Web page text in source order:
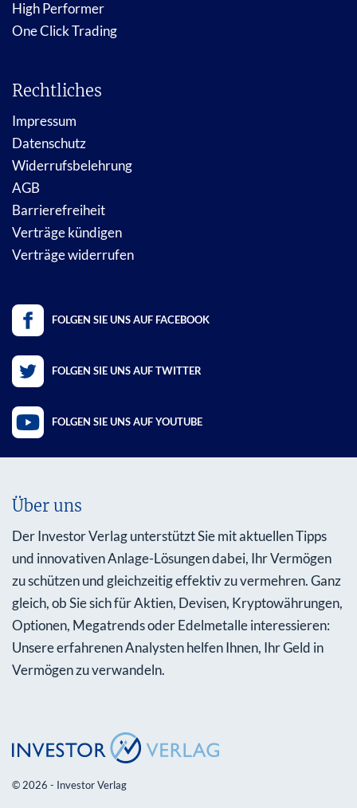
High Performer
One Click Trading
Rechtliches
Impressum
Datenschutz
Widerrufsbelehrung
AGB
Barrierefreiheit
Verträge kündigen
Verträge widerrufen
FOLGEN SIE UNS AUF FACEBOOK
FOLGEN SIE UNS AUF TWITTER
FOLGEN SIE UNS AUF YOUTUBE
Über uns
Der Investor Verlag unterstützt Sie mit aktuellen Tipps
und innovativen Anlage-Lösungen dabei, Ihr Vermögen
zu schützen und gleichzeitig effektiv zu vermehren. Ganz
gleich, ob Sie sich für Aktien, Devisen, Kryptowährungen,
Optionen, Megatrends oder Edelmetalle interessieren:
Unsere erfahrenen Analysten helfen Ihnen, Ihr Geld in
Vermögen zu verwandeln.
© 2026 - Investor Verlag